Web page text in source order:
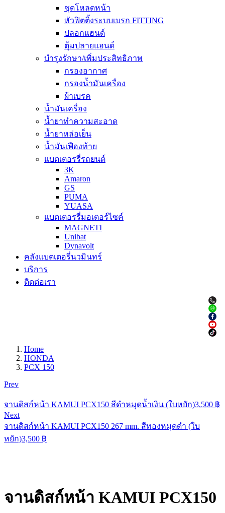
ชุดโหลดหน้า
หัวฟิตติ้งระบบเบรก FITTING
ปลอกแฮนด์
ตุ้มปลายแฮนด์
บำรุงรักษา/เพิ่มประสิทธิภาพ
กรองอากาศ
กรองน้ำมันเครื่อง
ผ้าเบรค
น้ำมันเครื่อง
น้ำยาทำความสะอาด
น้ำยาหล่อเย็น
น้ำมันเฟืองท้าย
แบตเตอรรี่รถยนต์
3K
Amaron
GS
PUMA
YUASA
แบตเตอรรี่มอเตอร์ไซค์
MAGNETI
Unibat
Dynavolt
คลังแบตเตอรี่นวมินทร์
บริการ
ติดต่อเรา
Home
HONDA
PCX 150
Prev
จานดิสก์หน้า KAMUI PCX150 สีดำหมุดน้ำเงิน (ใบหยัก)3,500 ฿
Next
จานดิสก์หน้า KAMUI PCX150 267 mm. สีทองหมุดดำ (ใบ
หยัก)3,500 ฿
จานดิสก์หน้า KAMUI PCX150